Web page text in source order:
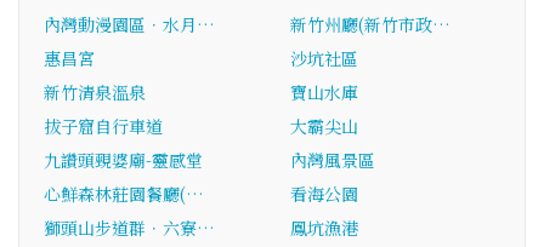
內灣動漫園區．水月…
新竹州廳(新竹市政…
惠昌宮
沙坑社區
新竹清泉溫泉
寶山水庫
拔子窟自行車道
大霸尖山
九讚頭覡婆廟-靈感堂
內灣風景區
心鮮森林莊園餐廳(…
看海公園
獅頭山步道群．六寮…
鳳坑漁港